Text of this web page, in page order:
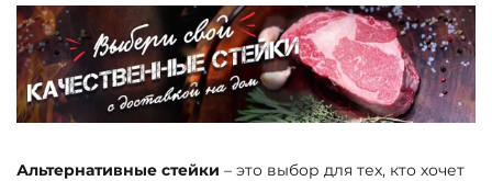
выбрать
на
странице
товара.
Альтернативные стейки – это выбор для тех, кто хочет